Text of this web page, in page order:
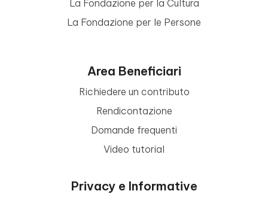
La Fondazione per la Cultura
La Fondazione per le Persone
Area Beneficiari
Richiedere un contributo
Rendicontazione
Domande frequenti
Video tutorial
Privacy e Informative